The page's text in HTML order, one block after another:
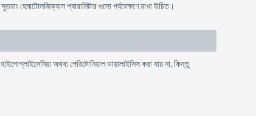
হেমাটোলজিক্যাল প্যারামিটার গুলো পর্যবেক্ষণে রাখা উচিত।
অথবা পেরিটোনিয়াল ডায়ালাইসিস করা যায় না, কিন্তু